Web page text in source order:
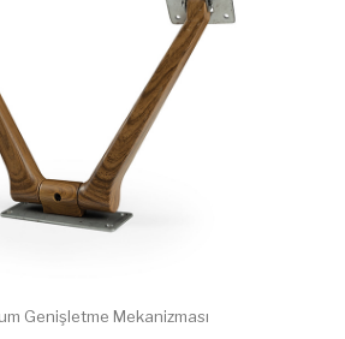
Genişletme Mekanizması